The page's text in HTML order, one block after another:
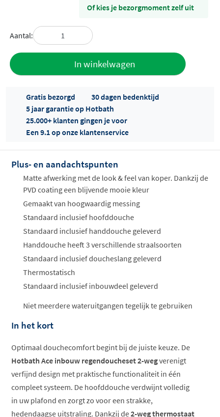
Of kies je bezorgmoment zelf uit
Aantal:
In winkelwagen
Offertes
ophalen...
Gratis bezorgd
30 dagen bedenktijd
5 jaar garantie op Hotbath
25.000+ klanten gingen je voor
Een 9.1 op onze klantenservice
Plus- en aandachtspunten
Matte afwerking met de look & feel van koper. Dankzij de
PVD coating een blijvende mooie kleur
Gemaakt van hoogwaardig messing
Standaard inclusief hoofddouche
Standaard inclusief handdouche geleverd
Handdouche heeft 3 verschillende straalsoorten
Standaard inclusief doucheslang geleverd
Thermostatisch
Standaard inclusief inbouwdeel geleverd
Niet meerdere wateruitgangen tegelijk te gebruiken
In het kort
Optimaal douchecomfort begint bij de juiste keuze. De
Hotbath Ace inbouw regendoucheset 2-wegverenigt
verfijnd design met praktische functionaliteit in één
compleet systeem. De hoofddouche verdwijnt volledig
in uw plafond en zorgt zo voor een strakke,
hedendaagse uitstraling. Dankzij de2-weg thermostaat